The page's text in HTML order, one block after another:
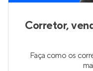
Corretor,
Faça como os